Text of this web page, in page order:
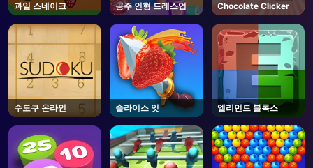
과일 스네이크 공주 인형 드레스업 Chocolate Clicker
수도쿠 온라인 슬라이스 잇 엘리먼트 블록스